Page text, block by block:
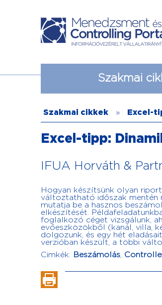
Szakmai
Szakmai cikkek » Excel-
Excel-tipp:
IFUA Horváth &
Hogyan készítsünk olyan
változtatható időszak mentén
mutatja be a hasznos
elkészítését.
foglalkozó céget vizsgálunk,
evőeszközökből (kanál, villa,
dolgozunk, és egy hét
verzióban készült, a többi
Cimkék: Beszámolás,